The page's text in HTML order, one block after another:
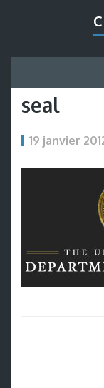
seal
19 janvier